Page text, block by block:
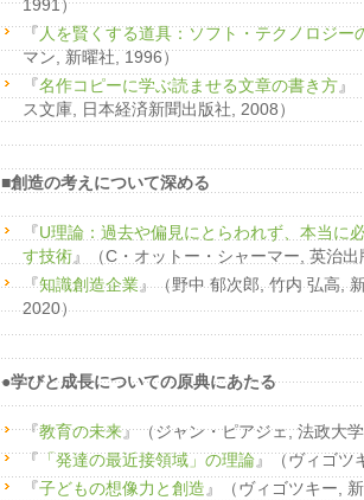
1991）
『人を賢くする道具：ソフト・テクノロジー
マン, 新曜社, 1996）
『名作コピーに学ぶ読ませる文章の書き方』
ス文庫, 日本経済新聞出版社, 2008）
■創造の考えについて深める
『U理論：過去や偏見にとらわれず、本当に
す技術』（C・オットー・シャーマー, 英治
『知識創造企業』（野中 郁次郎, 竹内 弘高,
2020）
●学びと成長についての原典にあたる
『教育の未来』（ジャン・ピアジェ, 法政大
『「発達の最近接領域」の理論』（ヴィゴツ
『子どもの想像力と創造』（ヴィゴツキー,